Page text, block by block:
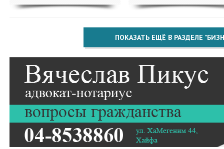
ПОКАЗАТЬ ЕЩЁ В РАЗДЕЛЕ